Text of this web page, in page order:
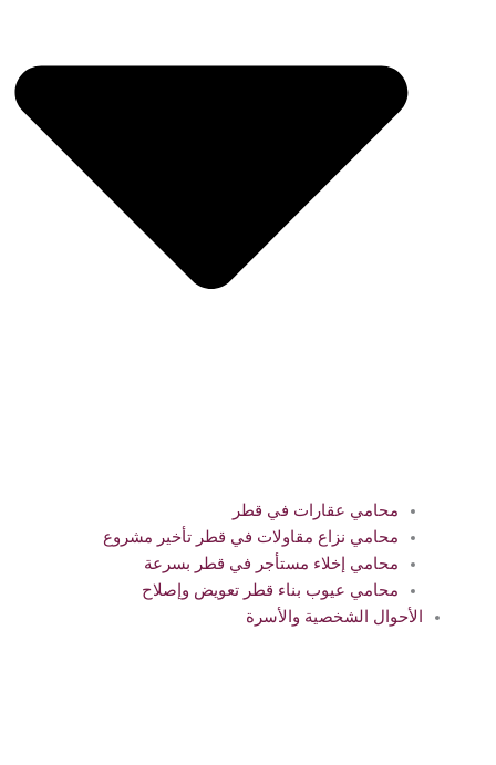
محامي عقارات في قطر
محامي نزاع مقاولات في قطر تأخير مشروع
محامي إخلاء مستأجر في قطر بسرعة
محامي عيوب بناء قطر تعويض وإصلاح
الأحوال الشخصية والأسرة